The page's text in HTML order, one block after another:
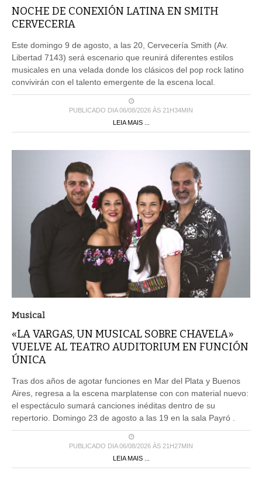
NOCHE DE CONEXIÓN LATINA EN SMITH
CERVECERIA
Este domingo 9 de agosto, a las 20, Cervecería Smith (Av.
Libertad 7143) será escenario que reunirá diferentes estilos
musicales en una velada donde los clásicos del pop rock latino
convivirán con el talento emergente de la escena local.
PUBLICADO DIA 06/08/2026 ÀS 21H34MIN
LEIA MAIS ...
Musical
«LA VARGAS, UN MUSICAL SOBRE CHAVELA»
VUELVE AL TEATRO AUDITORIUM EN FUNCIÓN
ÚNICA
Tras dos años de agotar funciones en Mar del Plata y Buenos
Aires, regresa a la escena marplatense con con material nuevo:
el espectáculo sumará canciones inéditas dentro de su
repertorio. Domingo 23 de agosto a las 19 en la sala Payró .
PUBLICADO DIA 06/08/2026 ÀS 21H27MIN
LEIA MAIS ...